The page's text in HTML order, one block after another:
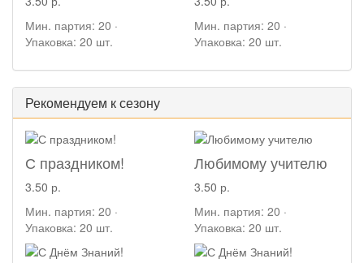
Мин. партия: 20 ·
Упаковка: 20 шт.
Мин. партия: 20 ·
Упаковка: 20 шт.
Рекомендуем к сезону
С праздником!
3.50 р.
Мин. партия: 20 ·
Упаковка: 20 шт.
Любимому учителю
3.50 р.
Мин. партия: 20 ·
Упаковка: 20 шт.